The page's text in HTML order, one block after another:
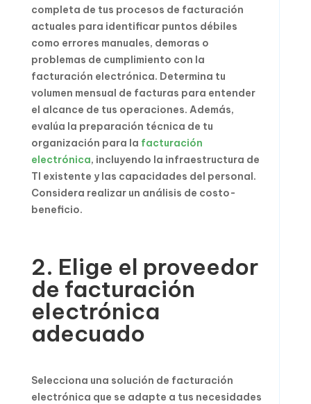
completa de tus procesos de facturación
actuales para identificar puntos débiles
como errores manuales, demoras o
problemas de cumplimiento con la
facturación electrónica. Determina tu
volumen mensual de facturas para entender
el alcance de tus operaciones. Además,
evalúa la preparación técnica de tu
organización para la facturación
electrónica, incluyendo la infraestructura de
TI existente y las capacidades del personal.
Considera realizar un análisis de costo-
beneficio.
2. Elige el proveedor
de facturación
electrónica
adecuado
Selecciona una solución de facturación
electrónica que se adapte a tus necesidades